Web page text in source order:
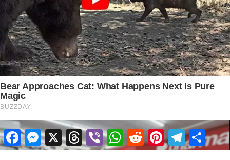
FacebookMessenger
X ThreadsViber WhatsApp
RedditPinterestTelegram
Share